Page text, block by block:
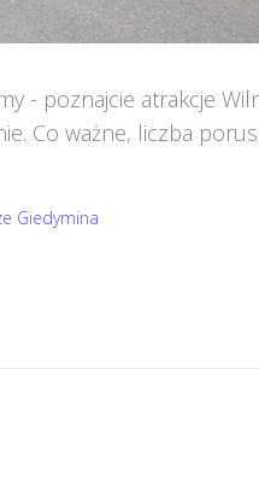
- poznajcie atrakcje
Co ważne, liczba
Giedymina